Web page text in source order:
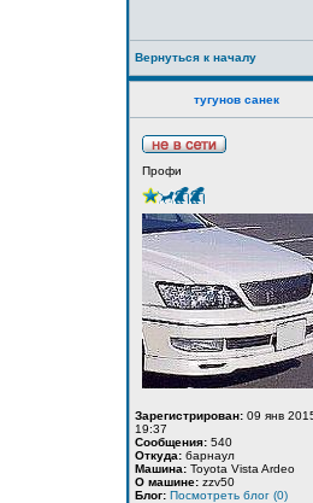
Вернуться к началу
тугунов санек
Профи
Зарегистрирован: 09 янв
19:37
Сообщения: 540
Откуда: барнаул
Машина: Toyota Vista Ardeo
О машине: zzv50
Блог: Посмотреть блог (0)